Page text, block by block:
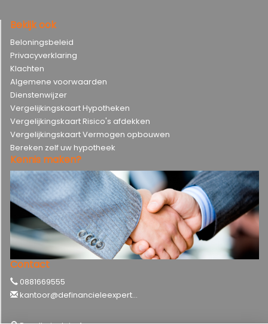
Bekijk ook
Beloningsbeleid
Privacyverklaring
Klachten
Algemene voorwaarden
Dienstenwijzer
Vergelijkingskaart Hypotheken
Vergelijkingskaart Risico's afdekken
Vergelijkingskaart Vermogen opbouwen
Bereken zelf uw hypotheek
Kennis maken?
Contact
0881669555
kantoor@definancieleexperts.nl